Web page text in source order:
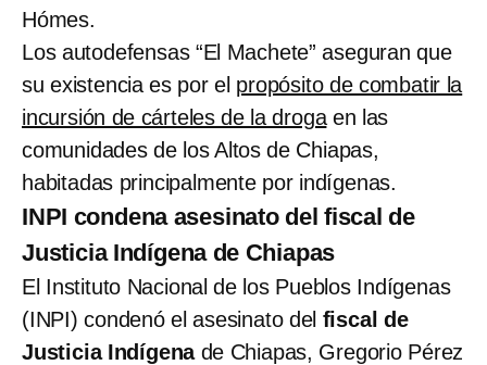
Hómes.
Los autodefensas “El Machete” aseguran que
su existencia es por el propósito de combatir la
incursión de cárteles de la drogaen las
comunidades de los Altos de Chiapas,
habitadas principalmente por indígenas.
INPI condena asesinato del fiscal de
Justicia Indígena de Chiapas
El Instituto Nacional de los Pueblos Indígenas
(INPI) condenó el asesinato del fiscal de
Justicia Indígena de Chiapas, Gregorio Pérez